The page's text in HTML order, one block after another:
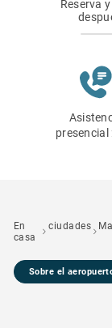
Reserva
En
casa
ciudades
Sobre el